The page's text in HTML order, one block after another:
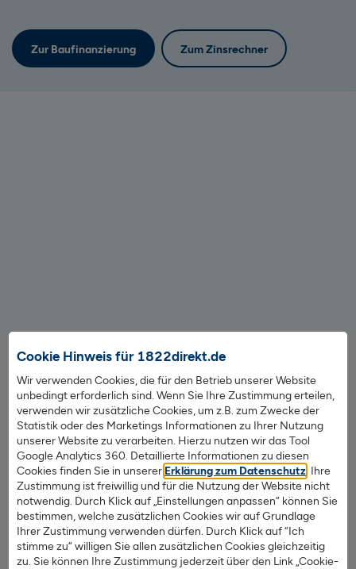
Cookie Hinweis für 1822direkt.de
Wir verwenden Cookies, die für den Betrieb unserer Website
unbedingt erforderlich sind. Wenn Sie Ihre Zustimmung erteilen,
verwenden wir zusätzliche Cookies, um z.B. zum Zwecke der
Statistik oder des Marketings Informationen zu Ihrer Nutzung
unserer Website zu verarbeiten. Hierzu nutzen wir das Tool
Google Analytics 360. Detaillierte Informationen zu diesen
Cookies finden Sie in unserer Erklärung zum Datenschutz . Ihre
Zustimmung ist freiwillig und für die Nutzung der Website nicht
notwendig. Durch Klick auf „Einstellungen anpassen“ können Sie
bestimmen, welche zusätzlichen Cookies wir auf Grundlage
Ihrer Zustimmung verwenden dürfen. Durch Klick auf “Ich
stimme zu“ willigen Sie allen zusätzlichen Cookies gleichzeitig
zu. Sie können Ihre Zustimmung jederzeit über den Link „Cookie-
Zur Baufinanzierung Zum Zinsrechner
DasFestgeldkontoder 1822direkt
Bis zu2,60 % Zinsen p.a.auf Ihr Festgeld
Ab 5.000 €Anlagebetrag
Feste Laufzeit von6 bis 24 Monaten
Mehr Infos zum Festgeld